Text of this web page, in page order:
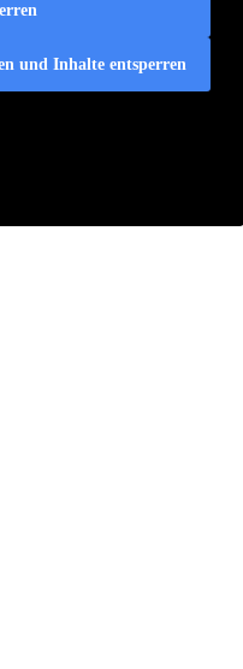
und Inhalte entsperren